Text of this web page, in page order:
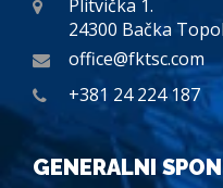
Plitvička 1.
24300 Bačka
office@fktsc.com
+381 24 224 187
GENERALNI